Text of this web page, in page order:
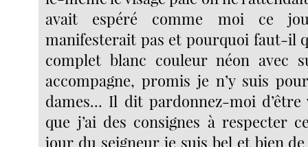
avait espéré comme moi ce
manifesterait pas et pourquoi faut-il
complet blanc couleur néon avec
accompagne, promis je n’y suis
dames... Il dit pardonnez-moi d’être
que j’ai des consignes à respecter
jour du seigneur je suis bel et bien